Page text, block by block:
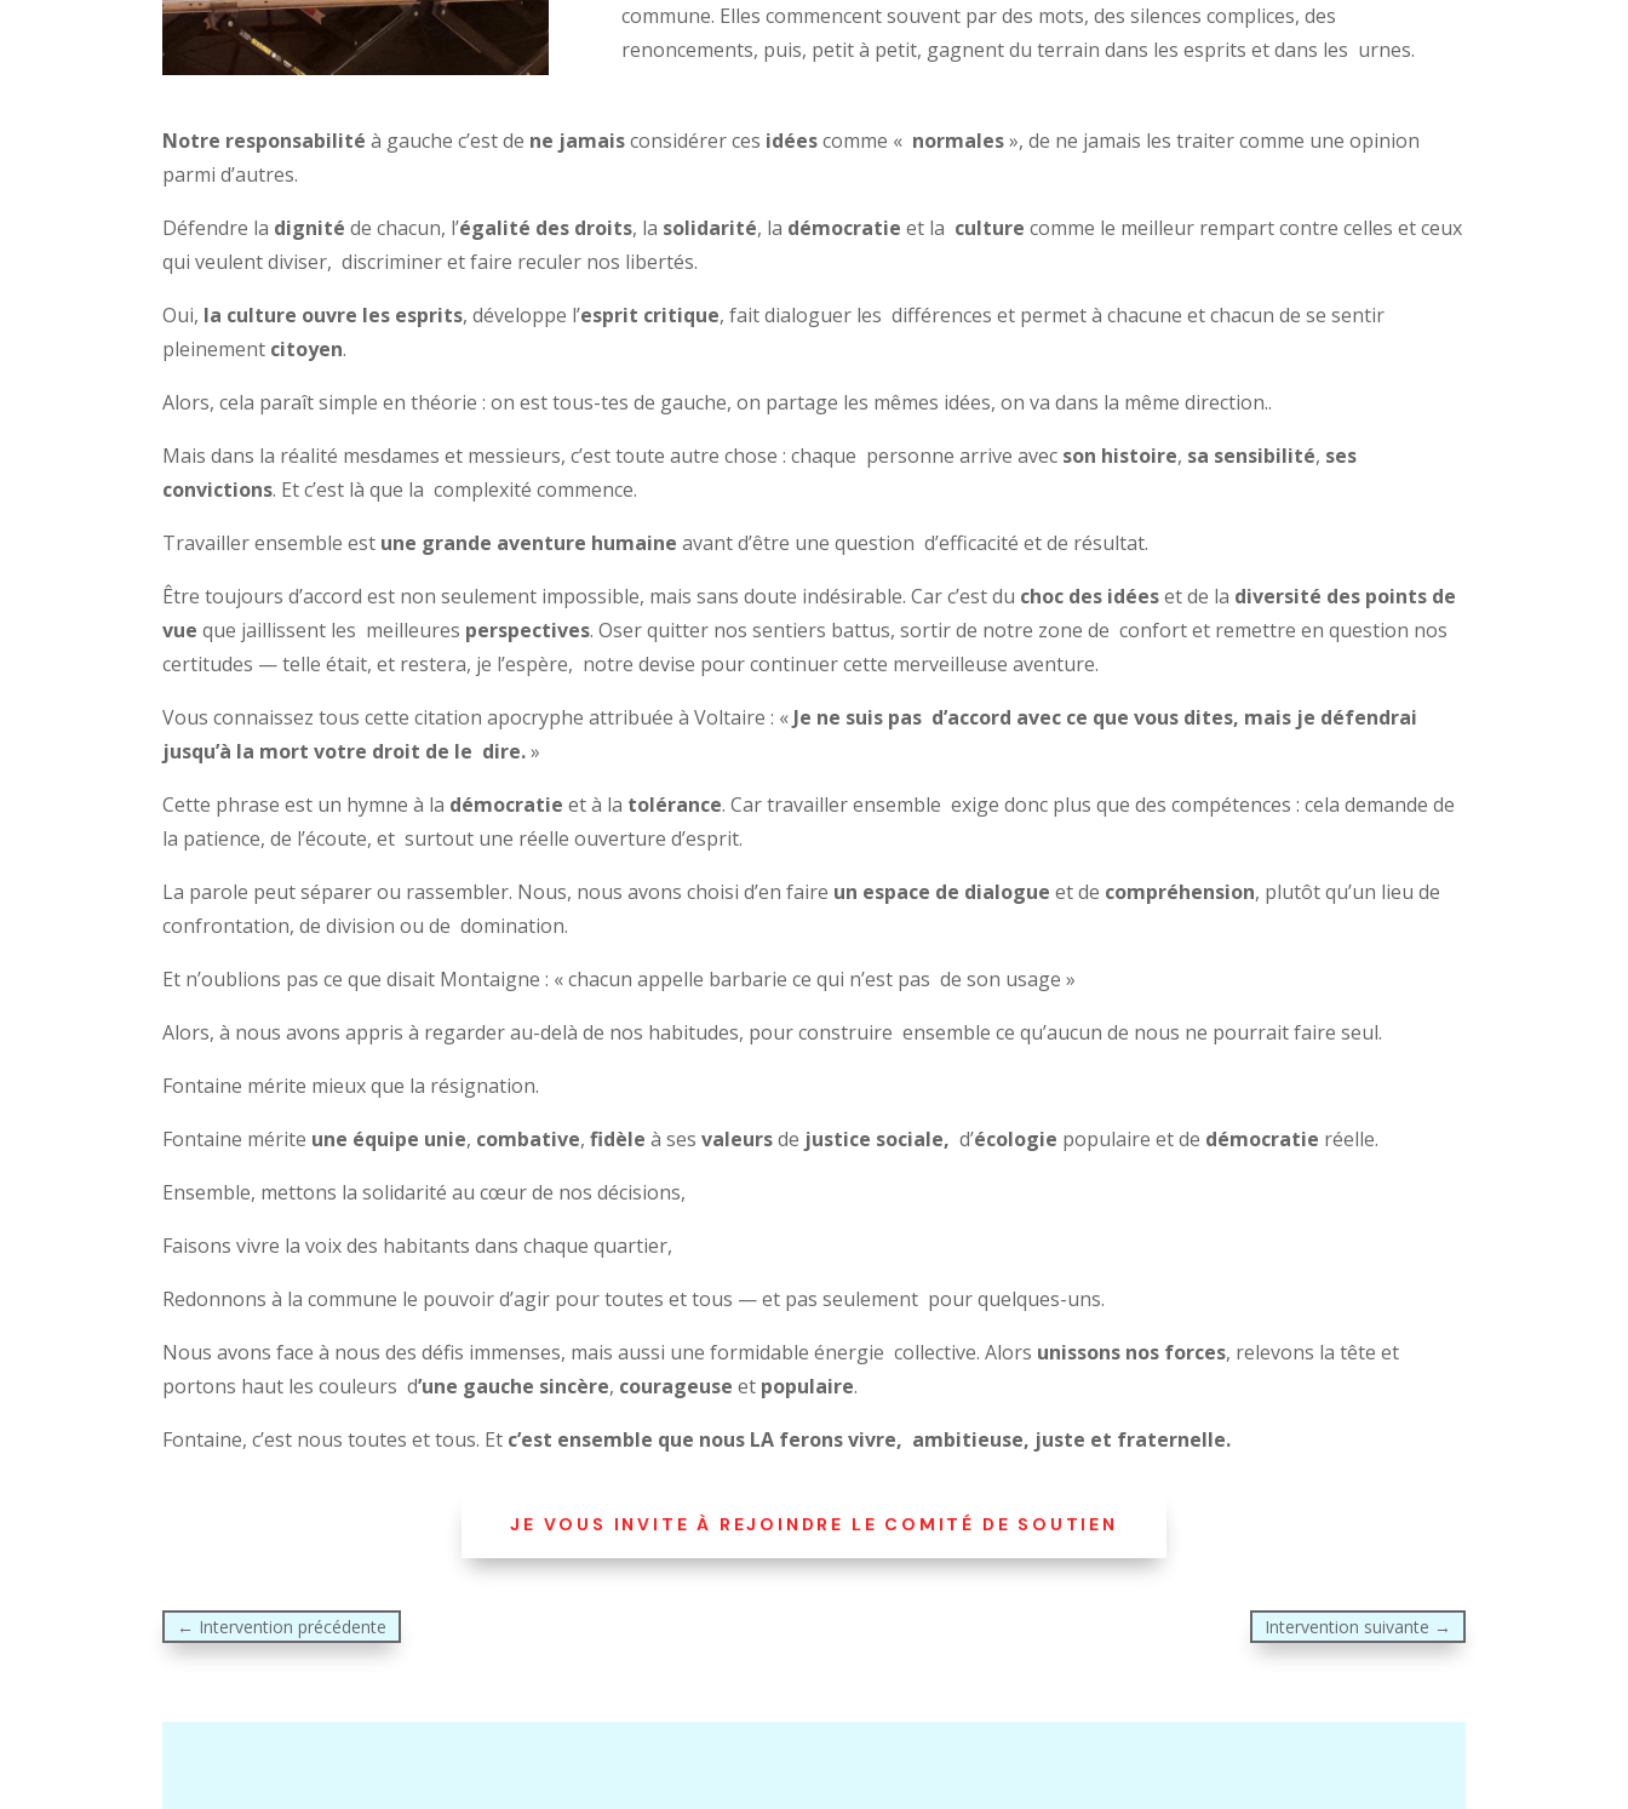
commune. Elles commencent souvent par des mots, des silences complices, des
renoncements, puis, petit à petit, gagnent du terrain dans les esprits et dans les urnes.
Notre responsabilité à gauche c’est de ne jamaisconsidérer ces idéescomme « normales», de ne jamais les traiter comme une opinion
parmi d’autres.
Défendre la dignité de chacun, l’égalité des droits, la solidarité, la démocratie et la culture comme le meilleur rempart contre celles et ceux
qui veulent diviser, discriminer et faire reculer nos libertés.
Oui, la culture ouvre les esprits, développe l’esprit critique, fait dialoguer les différences et permet à chacune et chacun de se sentir
pleinement citoyen.
Alors, cela paraît simple en théorie : on est tous-tes de gauche, on partage les mêmes idées, on va dans la même direction..
Mais dans la réalité mesdames et messieurs, c’est toute autre chose : chaque personne arrive avec son histoire, sa sensibilité, ses
convictions. Et c’est là que la complexité commence.
Travailler ensemble est une grande aventure humaine avant d’être une question d’efficacité et de résultat.
Être toujours d’accord est non seulement impossible, mais sans doute indésirable. Car c’est du choc des idéeset de la diversité des points de
vue que jaillissent les meilleures perspectives. Oser quitter nos sentiers battus, sortir de notre zone de confort et remettre en question nos
certitudes — telle était, et restera, je l’espère, notre devise pour continuer cette merveilleuse aventure.
Vous connaissez tous cette citation apocryphe attribuée à Voltaire : « Je ne suis pas d’accord avec ce que vous dites, mais je défendrai
jusqu’à la mort votre droit de le dire.»
Cette phrase est un hymne à la démocratie et à la tolérance. Car travailler ensemble exige donc plus que des compétences : cela demande de
la patience, de l’écoute, et surtout une réelle ouverture d’esprit.
La parole peut séparer ou rassembler. Nous, nous avons choisi d’en faire un espace de dialogue et de compréhension, plutôt qu’un lieu de
confrontation, de division ou de domination.
Et n’oublions pas ce que disait Montaigne : « chacun appelle barbarie ce qui n’est pas de son usage »
Alors, à nous avons appris à regarder au-delà de nos habitudes, pour construire ensemble ce qu’aucun de nous ne pourrait faire seul.
Fontaine mérite mieux que la résignation.
Fontaine mérite une équipe unie, combative,fidèle à sesvaleursde justice sociale, d’écologie populaire et de démocratie réelle.
Ensemble, mettons la solidarité au cœur de nos décisions,
Faisons vivre la voix des habitants dans chaque quartier,
Redonnons à la commune le pouvoir d’agir pour toutes et tous — et pas seulement pour quelques-uns.
Nous avons face à nous des défis immenses, mais aussi une formidable énergie collective. Alors unissons nos forces, relevons la tête et
portons haut les couleurs d’une gauche sincère, courageuse et populaire.
Fontaine, c’est nous toutes et tous. Et c’est ensemble que nous LA ferons vivre, ambitieuse, juste et fraternelle.
JE VOUS INVITE À REJOINDRE LE COMITÉ DE SOUTIEN
← Intervention précédente Intervention suivante →